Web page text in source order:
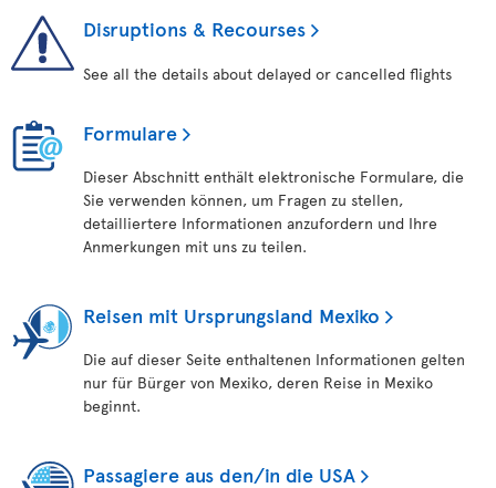
Disruptions & Recourses
See all the details about delayed or cancelled flights
Formulare
Dieser Abschnitt enthält elektronische Formulare, die
Sie verwenden können, um Fragen zu stellen,
detailliertere Informationen anzufordern und Ihre
Anmerkungen mit uns zu teilen.
Reisen mit Ursprungsland Mexiko
Die auf dieser Seite enthaltenen Informationen gelten
nur für Bürger von Mexiko, deren Reise in Mexiko
beginnt.
Passagiere aus den/in die USA